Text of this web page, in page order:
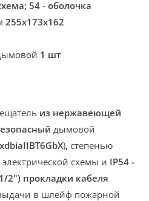
54 - оболочка
255х173х162
1 шт
из нержавеющей
дымовой
), степенью
схемы и IP54 -
2") прокладки кабеля
в шлейф пожарной